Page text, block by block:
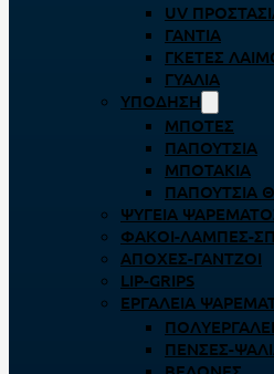
UV
ΓΆΝΤΙΑ
ΓΚΈΤΕΣ
ΓΥΑΛΙΆ
ΥΠΌΔΗΣΗ
ΜΠΌΤΕΣ
ΠΑΠΟΎΤΣΙΑ
ΜΠΟΤΆΚΙΑ
ΠΑΠΟΎΤΣΙΑ
ΨΥΓΕΊΑ
ΦΑΚΟΊ-ΛΆΜΠΕΣ-
ΑΠΌΧΕΣ-ΓΆΝΤΖΟΙ
LIP-GRIPS
EΡΓΑΛΕΊΑ
ΠΈΝΣΕΣ-